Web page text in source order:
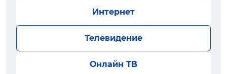
Интернет
Телевидение
Онлайн ТВ